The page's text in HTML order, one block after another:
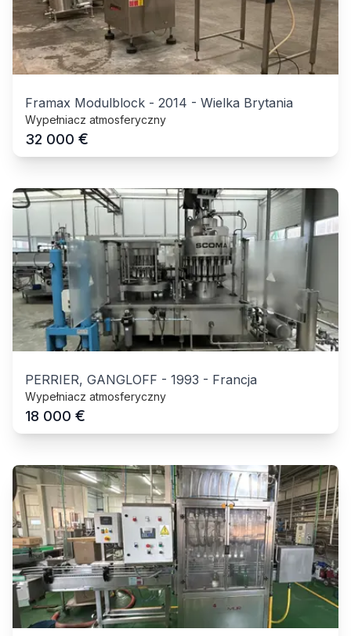
Framax Modulblock - 2014 - Wielka Brytania
Wypełniacz atmosferyczny
32 000 €
PERRIER, GANGLOFF - 1993 - Francja
Wypełniacz atmosferyczny
18 000 €